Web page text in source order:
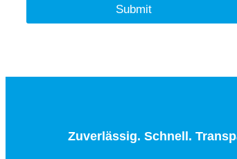
A
Submit
Zuverlässig. Schnell.